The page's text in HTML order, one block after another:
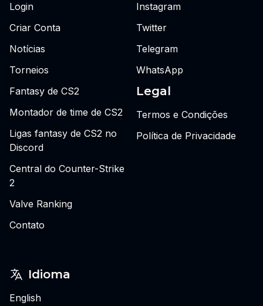
Login
Criar Conta
Notícias
Torneios
Fantasy de CS2
Montador de time de CS2
Ligas fantasy de CS2 no
Discord
Central do Counter-Strike
2
Valve Ranking
Contato
Instagram
Twitter
Telegram
WhatsApp
Legal
Termos e Condições
Política de Privacidade
Idioma
English